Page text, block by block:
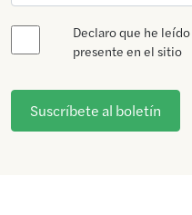
Declaro que he
presente en el sitio